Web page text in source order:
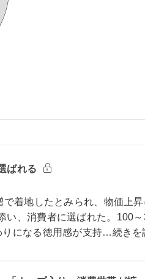
ばれる
着地したとみられ、物価上
い、消費者に選ばれた。100
りになる徳用感が支持…続きを